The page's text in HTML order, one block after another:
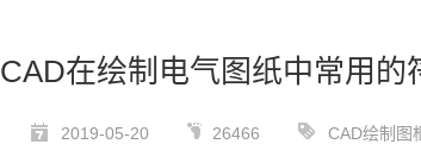
CAD在绘制电气图纸中常用的
2019-05-20 26466 CAD绘制图